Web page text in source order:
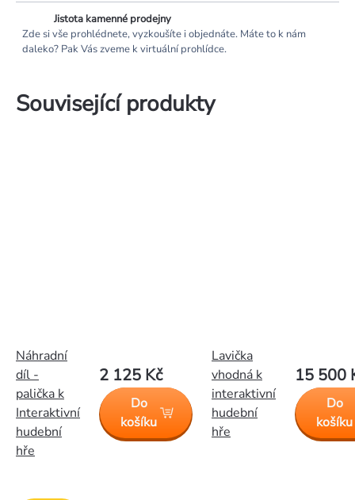
Jistota kamenné prodejny
Zde si vše prohlédnete, vyzkoušíte i objednáte. Máte to k nám
daleko? Pak Vás zveme k virtuální prohlídce.
Související produkty
Náhradní
díl -
palička k
Interaktivní
hudební
hře
2 125 Kč
Do
košíku
Lavička
vhodná k
interaktivní
hudební
hře
15 500
Do
košíku